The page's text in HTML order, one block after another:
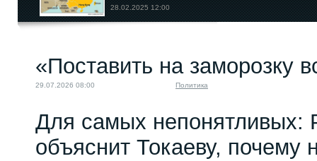
28.02.2025 12:00
РК действует по...
«Поставить на заморозку
29.07.2026 08:00 Политика
Для самых непонятливых:
объяснит Токаеву,